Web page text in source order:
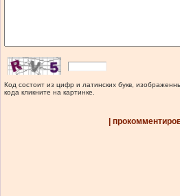
Код состоит из цифр и латинских букв,
кода кликните на картинке.
|